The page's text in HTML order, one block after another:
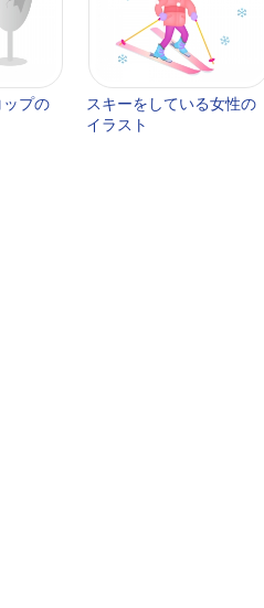
プの
スキーをしている女性の
イラスト